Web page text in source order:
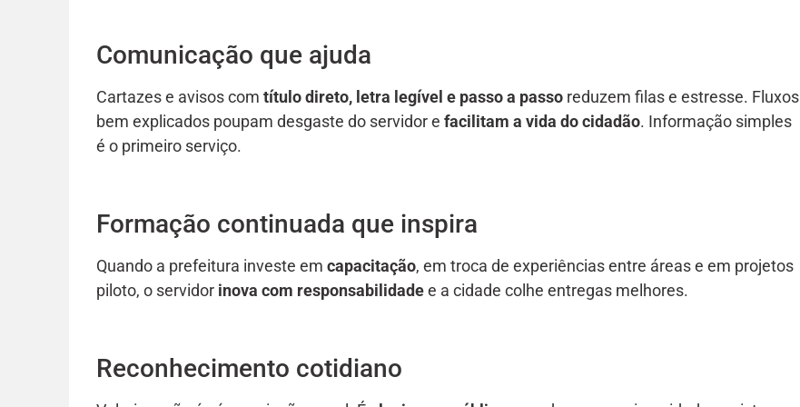
Comunicação que ajuda
Cartazes e avisos comtítulo direto, letra legível e passo a passo reduzem filas e estresse. Fluxos
bem explicados poupam desgaste do servidor efacilitam a vida do cidadão. Informação simples
é o primeiro serviço.
Formação continuada que inspira
Quando a prefeitura investe emcapacitação, em troca de experiências entre áreas e em projetos
piloto, o servidor inova com responsabilidadee a cidade colhe entregas melhores.
Reconhecimento cotidiano